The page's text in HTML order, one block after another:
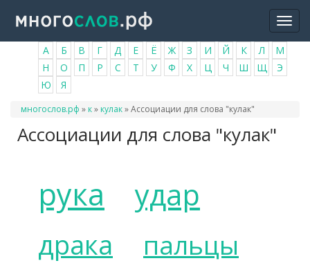
основному
содержанию
А Б В Г Д Е Ё Ж З И Й К Л
М
Н
О П Р С Т У Ф Х Ц Ч Ш Щ
Э
Ю
Я
Вы
многослов.рф » к» кулак»Ассоциации для слова "кулак"
Ассоциации для слова "кулак"
рука удар
драка пальцы